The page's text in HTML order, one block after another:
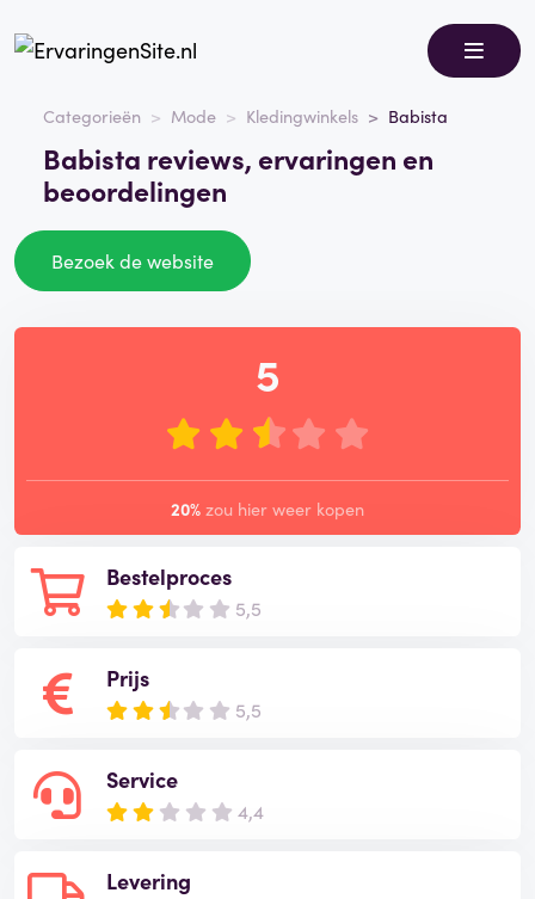
Categorieën Mode Kledingwinkels Babista
Babista reviews, ervaringen en
beoordelingen
Bezoek de website
Bestelproces
5,5
Prijs
5,5
Service
4,4
Levering
5
20% zou hier weer kopen